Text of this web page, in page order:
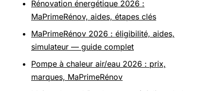
Rénovation énergétique 2026 :
MaPrimeRénov, aides, étapes clés
MaPrimeRénov 2026 : éligibilité, aides,
simulateur — guide complet
Pompe à chaleur air/eau 2026 : prix,
marques, MaPrimeRénov